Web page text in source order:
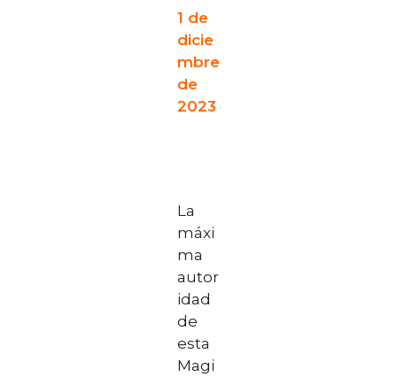
1 de
dicie
mbre
de
2023
La
máxi
ma
autor
idad
de
esta
Magi